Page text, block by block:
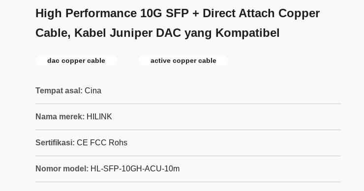
High Performance 10G SFP + Direct Attach Copper
Cable, Kabel Juniper DAC yang Kompatibel
dac copper cable active copper cable
Tempat asal: Cina
Nama merek: HILINK
Sertifikasi: CE FCC Rohs
Nomor model: HL-SFP-10GH-ACU-10m